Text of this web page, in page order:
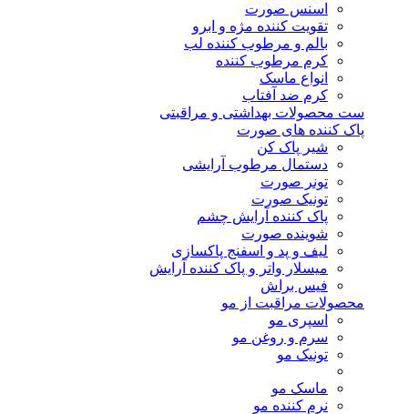
اسنس صورت
تقویت کننده مژه و ابرو
بالم و مرطوب کننده لب
کرم مرطوب کننده
انواع ماسک
کرم ضد آفتاب
ست محصولات بهداشتی و مراقبتی
پاک کننده های صورت
شیر پاک کن
دستمال مرطوب آرایشی
تونر صورت
تونیک صورت
پاک کننده آرایش چشم
شوینده صورت
لیف و پد و اسفنج پاکسازی
میسلار واتر و پاک کننده آرایش
فیس براش
محصولات مراقبت از مو
اسپری مو
سرم و روغن مو
تونیک مو
ماسک مو
نرم کننده مو